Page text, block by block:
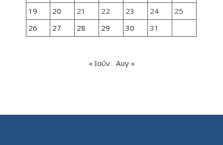
19
20 21 22 23 24
25
26
27 28 29 30 31
« Ιούν Αυγ »